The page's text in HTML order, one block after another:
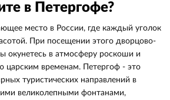
в Петергофе?
место в России, где каждый уголок
При посещении этого дворцово-
окунетесь в атмосферу роскоши и
царским временам. Петергоф - это
туристических направлений в
великолепными фонтанами,